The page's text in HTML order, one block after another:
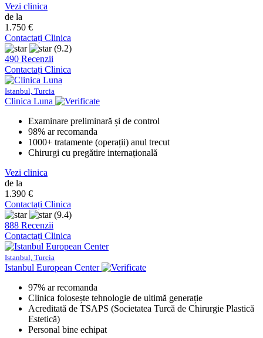
Vezi clinica
de la
1.750 €
Contactați Clinica
(9.2)
490 Recenzii
Contactați Clinica
Istanbul, Turcia
Clinica Luna
Examinare preliminară și de control
98% ar recomanda
1000+ tratamente (operații) anul trecut
Chirurgi cu pregătire internațională
Vezi clinica
de la
1.390 €
Contactați Clinica
(9.4)
888 Recenzii
Contactați Clinica
Istanbul, Turcia
Istanbul European Center
97% ar recomanda
Clinica folosește tehnologie de ultimă generație
Acreditată de TSAPS (Societatea Turcă de Chirurgie Plastică
Estetică)
Personal bine echipat